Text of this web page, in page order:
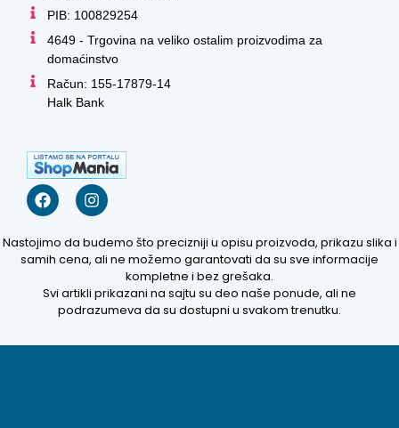
PIB: 100829254
4649 - Trgovina na veliko ostalim proizvodima za
domaćinstvo
Račun: 155-17879-14
Halk Bank
Nastojimo da budemo što precizniji u opisu proizvoda, prikazu slika i
samih cena, ali ne možemo garantovati da su sve informacije
kompletne i bez grešaka.
Svi artikli prikazani na sajtu su deo naše ponude, ali ne
podrazumeva da su dostupni u svakom trenutku.